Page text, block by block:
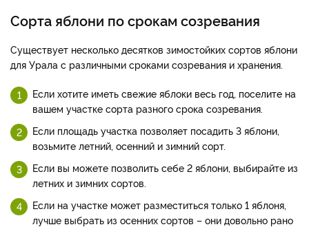
Сорта яблони по срокам созревания
Существует несколько десятков зимостойких сортов яблони
для Урала с различными сроками созревания и хранения.
Если хотите иметь свежие яблоки весь год, поселите на
вашем участке сорта разного срока созревания.
Если площадь участка позволяет посадить 3 яблони,
возьмите летний, осенний и зимний сорт.
Если вы можете позволить себе 2 яблони, выбирайте из
летних и зимних сортов.
Если на участке может разместиться только 1 яблоня,
лучше выбрать из осенних сортов – они довольно рано